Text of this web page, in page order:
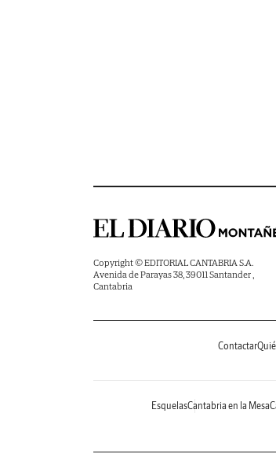
Copyright © EDITORIAL CANTABRIA S.A.
Avenida de Parayas 38, 39011 Santander ,
Cantabria
Contactar
EsquelasCantabria en la Mesa